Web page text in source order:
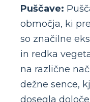
Puščave:
območja, ki
so značilne
in redka
na različne
dežne sence,
dosegla